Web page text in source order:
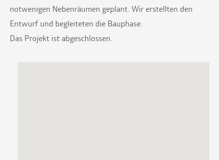
notwenigen Nebenräumen geplant. Wir erstellten den
Entwurf und begleiteten die Bauphase.
Das Projekt ist abgeschlossen.